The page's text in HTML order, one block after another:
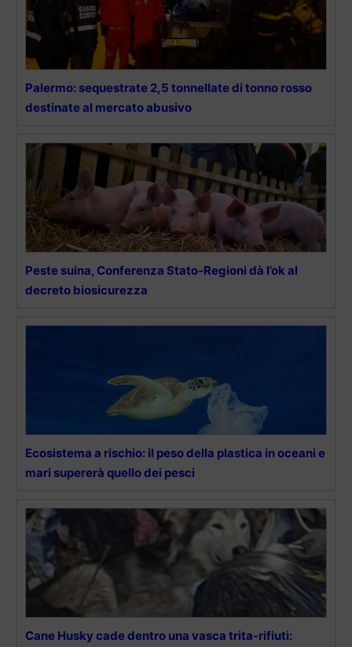
Palermo: sequestrate 2,5 tonnellate di tonno rosso
destinate al mercato abusivo
Peste suina, Conferenza Stato-Regioni dà l’ok al
decreto biosicurezza
Ecosistema a rischio: il peso della plastica in oceani e
mari supererà quello dei pesci
Cane Husky cade dentro una vasca trita-rifiuti: